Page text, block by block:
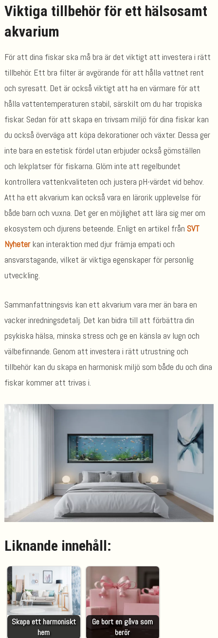
Viktiga tillbehör för ett hälsosamt
akvarium
För att dina fiskar ska må bra är det viktigt att investera i rätt
tillbehör. Ett bra filter är avgörande för att hålla vattnet rent
och syresatt. Det är också viktigt att ha en värmare för att
hålla vattentemperaturen stabil, särskilt om du har tropiska
fiskar. Sedan för att skapa en trivsam miljö för dina fiskar kan
du också överväga att köpa dekorationer och växter. Dessa ger
inte bara en estetisk fördel utan erbjuder också gömställen
och lekplatser för fiskarna. Glöm inte att regelbundet
kontrollera vattenkvaliteten och justera pH-värdet vid behov.
Att ha ett akvarium kan också vara en lärorik upplevelse för
både barn och vuxna. Det ger en möjlighet att lära sig mer om
ekosystem och djurens beteende. Enligt en artikel från SVT
Nyheterkan interaktion med djur främja empati och
ansvarstagande, vilket är viktiga egenskaper för personlig
utveckling.
Sammanfattningsvis kan ett akvarium vara mer än bara en
vacker inredningsdetalj. Det kan bidra till att förbättra din
psykiska hälsa, minska stress och ge en känsla av lugn och
välbefinnande. Genom att investera i rätt utrustning och
tillbehör kan du skapa en harmonisk miljö som både du och dina
fiskar kommer att trivas i.
Liknande innehåll:
Skapa ett harmoniskt
hem
Ge bort en gåva som
berör